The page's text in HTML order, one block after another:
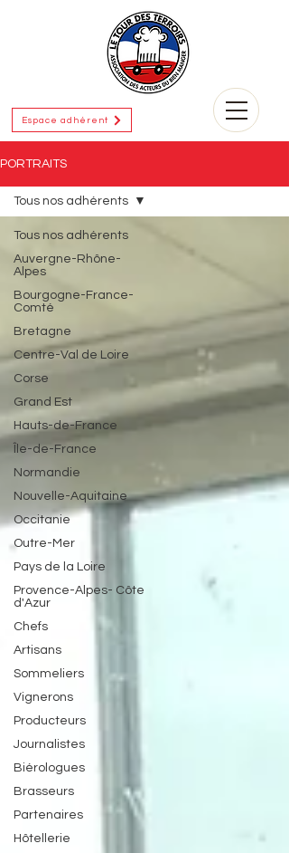
Espace adhérent
PORTRAITS
Tous nos adhérents
Auvergne-Rhône-
Alpes
Bourgogne-France-
Comté
Bretagne
Centre-Val de Loire
Corse
Grand Est
Hauts-de-France
Île-de-France
Normandie
Nouvelle-Aquitaine
Occitanie
Outre-Mer
Pays de la Loire
Provence-Alpes- Côte
d'Azur
Chefs
Artisans
Sommeliers
Vignerons
Producteurs
Journalistes
Biérologues
Brasseurs
Partenaires
Hôtellerie
Tous nos adhérents